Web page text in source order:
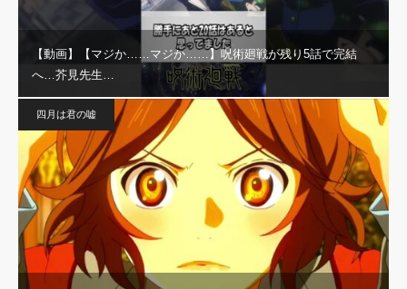
【動画】【マジか……マジか……】呪術廻戦が残り5話で完結
へ…芥見先生…
四月は君の嘘